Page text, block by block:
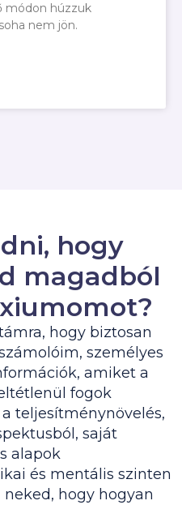
módon húzzuk
nem jön.
hogy
magadból
hogy biztosan
személyes
amiket a
fogok
teljesítménynövelés,
saját
alapok
és mentális szinten
hogy hogyan